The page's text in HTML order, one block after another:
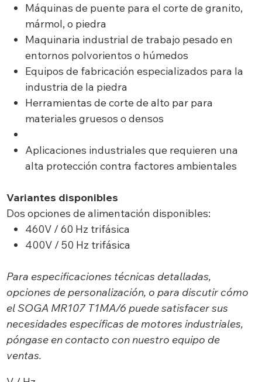
Máquinas de puente para el corte de granito,
mármol, o piedra
Maquinaria industrial de trabajo pesado en
entornos polvorientos o húmedos
Equipos de fabricación especializados para la
industria de la piedra
Herramientas de corte de alto par para
materiales gruesos o densos
Aplicaciones industriales que requieren una
alta protección contra factores ambientales
Variantes disponibles
Dos opciones de alimentación disponibles:
460V / 60 Hz trifásica
400V / 50 Hz trifásica
Para especificaciones técnicas detalladas,
opciones de personalización, o para discutir cómo
el SOGA MR107 T1MA/6 puede satisfacer sus
necesidades específicas de motores industriales,
póngase en contacto con nuestro equipo de
ventas.